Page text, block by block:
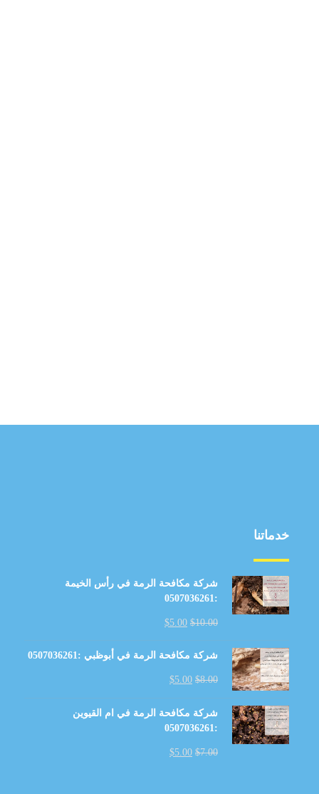
خدماتنا
شركة مكافحة الرمة في رأس الخيمة
:0507036261
$10.00
$5.00
شركة مكافحة الرمة في أبوظبي :0507036261
$8.00
$5.00
شركة مكافحة الرمة في ام القيوين
:0507036261
$7.00
$5.00